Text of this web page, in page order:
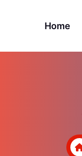
Home